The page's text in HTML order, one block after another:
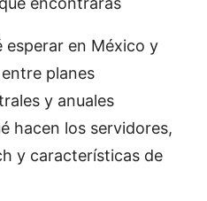
esperar en México y
planes
y anuales
hacen los servidores,
y características de